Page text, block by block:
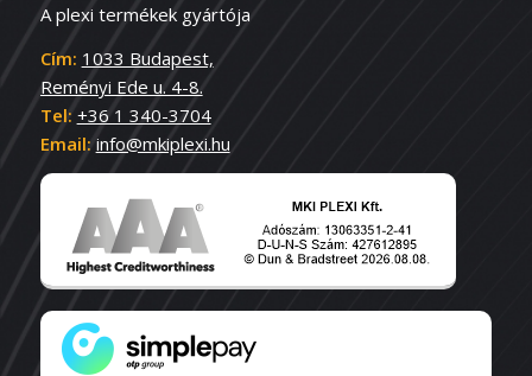
A plexi termékek gyártója
Cím: 1033 Budapest,
Reményi Ede u. 4-8.
Tel: +36 1 340-3704
Email: info@mkiplexi.hu